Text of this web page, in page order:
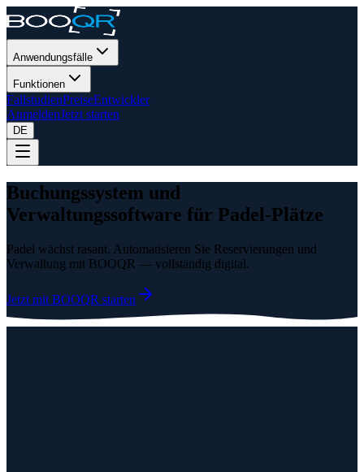
Anwendungsfälle
Funktionen
FallstudienPreiseEntwickler
AnmeldenJetzt starten
DE
Buchungssystem und
Verwaltungssoftware für Padel-Plätze
Padel wächst rasant. Automatisieren Sie Reservierungen und
Verwaltung mit BOOQR — vollständig digital.
Jetzt mit BOOQR starten